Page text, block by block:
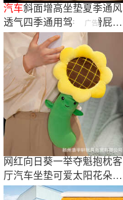
汽车斜面增高坐垫夏季通风
透气四季通用驾考防滑屁股
垫汽车坐垫
广告
网红向日葵一举夺魁抱枕客
厅汽车坐垫可爱太阳花朵榻
榻米靠枕